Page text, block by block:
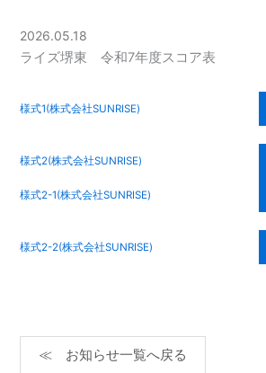
2026.05.18
ライズ堺東 令和7年度スコア表
様式1(株式会社SUNRISE)
様式2(株式会社SUNRISE)
様式2-1(株式会社SUNRISE)
様式2-2(株式会社SUNRISE)
≪ お知らせ一覧へ戻る